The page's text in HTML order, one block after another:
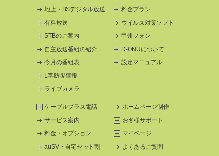
地上・BSデジタル放送
有料放送
STBのご案内
自主放送番組の紹介
今月の番組表
L字防災情報
ライブカメラ
料金プラン
ウイルス対策ソフト
甲州フォン
D-ONUについて
設定マニュアル
ケーブルプラス電話
サービス案内
料金・オプション
auSV・自宅セット割
ホームページ制作
お客様サポート
マイページ
よくあるご質問